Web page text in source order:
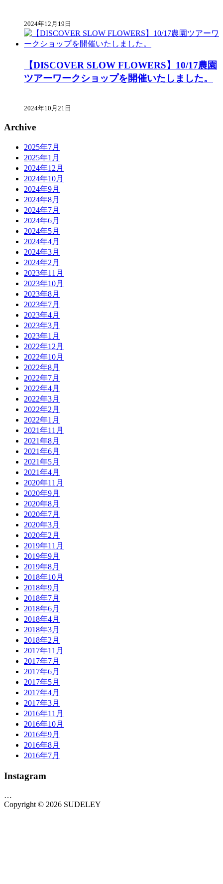
2024年12月19日
【DISCOVER SLOW FLOWERS】10/17農園
ツアーワークショップを開催いたしました。
2024年10月21日
Archive
2025年7月
2025年1月
2024年12月
2024年10月
2024年9月
2024年8月
2024年7月
2024年6月
2024年5月
2024年4月
2024年3月
2024年2月
2023年11月
2023年10月
2023年8月
2023年7月
2023年4月
2023年3月
2023年1月
2022年12月
2022年10月
2022年8月
2022年7月
2022年4月
2022年3月
2022年2月
2022年1月
2021年11月
2021年8月
2021年6月
2021年5月
2021年4月
2020年11月
2020年9月
2020年8月
2020年7月
2020年3月
2020年2月
2019年11月
2019年9月
2019年8月
2018年10月
2018年9月
2018年7月
2018年6月
2018年4月
2018年3月
2018年2月
2017年11月
2017年7月
2017年6月
2017年5月
2017年4月
2017年3月
2016年11月
2016年10月
2016年9月
2016年8月
2016年7月
Instagram
…
Copyright © 2026 SUDELEY